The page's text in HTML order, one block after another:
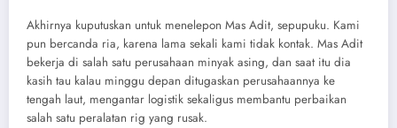
Akhirnya kuputuskan untuk menelepon Mas Adit, sepupuku. Kami
pun bercanda ria, karena lama sekali kami tidak kontak. Mas Adit
bekerja di salah satu perusahaan minyak asing, dan saat itu dia
kasih tau kalau minggu depan ditugaskan perusahaannya ke
tengah laut, mengantar logistik sekaligus membantu perbaikan
salah satu peralatan rig yang rusak.